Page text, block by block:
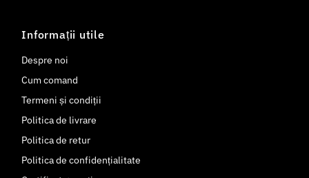
Informații utile
Despre noi
Cum comand
Termeni și condiții
Politica de livrare
Politica de retur
Politica de confidențialitate